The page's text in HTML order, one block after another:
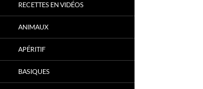
RECETTES EN VIDÉOS
ANIMAUX
APÉRITIF
BASIQUES